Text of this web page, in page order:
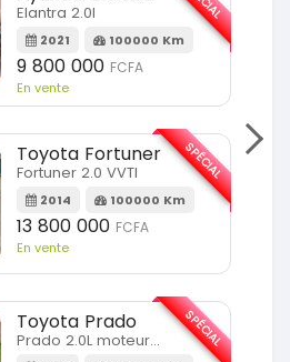
Elantra 2.0l
2021 100000 Km
9 800 000 FCFA
En vente
Toyota Fortuner
Fortuner 2.0 VVTI
2014 100000 Km
13 800 000 FCFA
En vente
SPÉCIAL
Toyota Prado
Prado 2.0L moteur d4d SPÉCIAL